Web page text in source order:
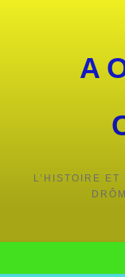
L’HISTOIRE